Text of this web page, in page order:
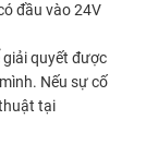
đầu vào 24V
giải quyết được
Nếu sự cố
tại